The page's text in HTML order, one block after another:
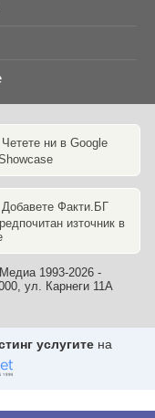
Четете ни в Google
Добавете Факти.БГ
източник в
1993-2026 -
ул. Карнеги 11А
услугите на